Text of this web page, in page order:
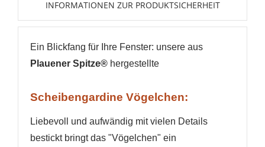
INFORMATIONEN ZUR PRODUKTSICHERHEIT
Ein Blickfang für Ihre Fenster: unsere aus
Plauener Spitze® hergestellte
Scheibengardine Vögelchen:
Liebevoll und aufwändig mit vielen Details
bestickt bringt das "Vögelchen" ein
WUNSCHLISTE ERSTELLEN
Wunschliste
ANMELDEN
Wunschliste hinzufügen zu können.